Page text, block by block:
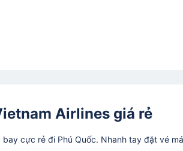
Airlines giá rẻ
cực rẻ đi Phú Quốc. Nhanh tay đặt vé